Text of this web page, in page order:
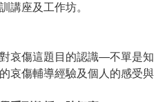
講座及工作坊。
哀傷這題目的認識—不單是知
哀傷輔導經驗及個人的感受與